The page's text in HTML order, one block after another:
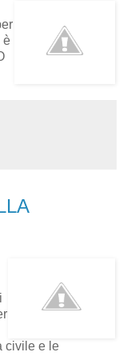
è
civile e le